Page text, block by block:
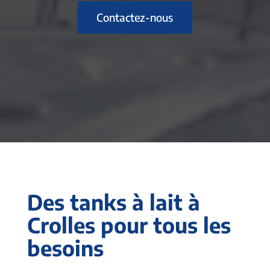
Contactez-nous
Des tanks à lait à
Crolles pour tous les
besoins